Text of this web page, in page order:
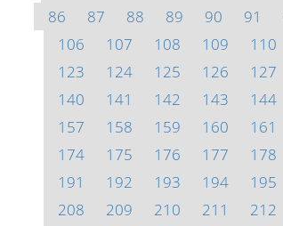
86
87 88 89 90 91
106
107 108 109 110
123
124 125 126 127
140
141 142 143 144
157
158 159 160 161
174
175 176 177 178
191
192 193 194 195
208
209 210 211 212